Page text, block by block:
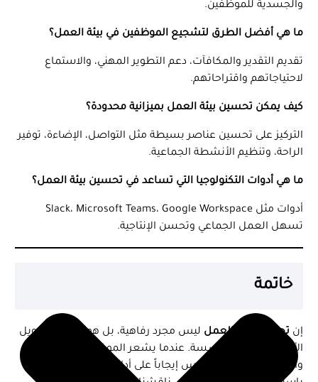
والجسدية للموظفين.
ما هي أفضل الطرق لتشجيع الموظفين في بيئة العمل؟
تقديم التقدير والمكافآت، دعم التطوير المهني، والاستماع
لاحتياجاتهم واقتراحاتهم.
كيف يمكن تحسين بيئة العمل بميزانية محدودة؟
التركيز على تحسين عناصر بسيطة مثل التواصل، الإضاءة، توفير
الراحة، وتنظيم الأنشطة الجماعية.
ما هي أدوات التكنولوجيا التي تساعد في تحسين بيئة العمل؟
أدوات مثل Slack، Microsoft Teams، Google Workspace
تسهل العمل الجماعي وتحسن الإنتاجية.
خاتمة
إن تحسين بيئة العمل ليس مجرد رفاهية، بل هو استثمار طويل
الأمد في نجاح المؤسسة. عندما يشعر الموظفون بالراحة
والتحفيز، فإن ذلك ينعكس إيجاباً على أدائهم وإنتاجيتهم.